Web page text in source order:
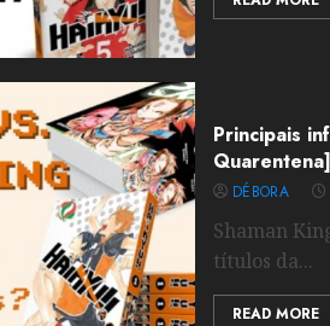
Principais
DÉBORA
Shaman
títulos da...
READ MORE